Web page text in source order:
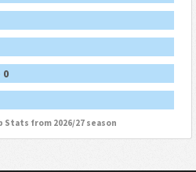
0
Stats from 2026/27 season